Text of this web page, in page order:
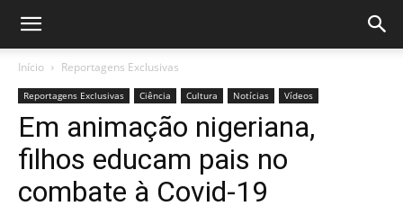
Início Reportagens Exclusivas
Reportagens Exclusivas Ciência Cultura Notícias Vídeos
Em animação nigeriana,
filhos educam pais no
combate à Covid-19